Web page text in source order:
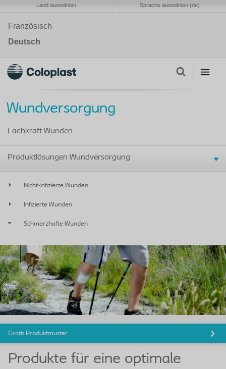
Land auswählen Sprache auswählen (de)
Französisch
Deutsch
Wundversorgung
Fachkraft Wunden
Produktlösungen Wundversorgung
Nicht-infizierte Wunden
Infizierte Wunden
Schmerzhafte Wunden
Gratis Produktmuster
Produkte für eine optimale